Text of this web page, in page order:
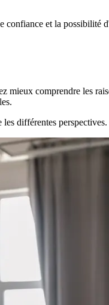
confiance et la possibilité
mieux comprendre les
différentes perspectives.